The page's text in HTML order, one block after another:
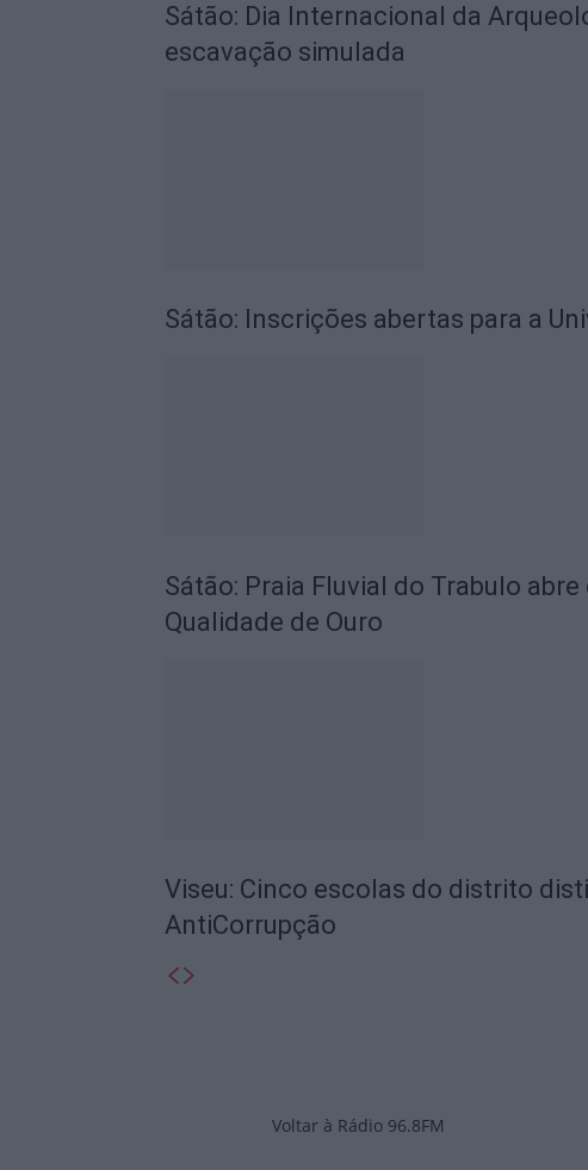
Sátão: Dia Internacional da
escavação simulada
Sátão: Inscrições abertas para a
Sátão: Praia Fluvial do Trabulo
Qualidade de Ouro
Viseu: Cinco escolas do distrito
AntiCorrupção
Voltar à Rádio 96.8FM